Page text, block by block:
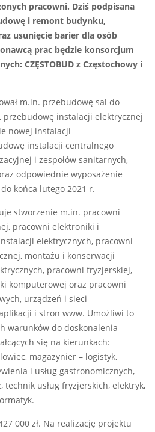
pracowni. Dziś podpisana
i remont budynku,
usunięcie barier dla osób
prac będzie konsorcjum
CZĘSTOBUD z Częstochowy i
m.in. przebudowę sal do
przebudowę instalacji elektrycznej
nowej instalacji
instalacji centralnego
i zespołów sanitarnych,
odpowiednie wyposażenie
końca lutego 2021 r.
stworzenie m.in. pracowni
pracowni elektroniki i
elektrycznych, pracowni
montażu i konserwacji
pracowni fryzjerskiej,
komputerowej oraz pracowni
urządzeń i sieci
i stron www. Umożliwi to
warunków do doskonalenia
się na kierunkach:
magazynier – logistyk,
i usług gastronomicznych,
technik usług fryzjerskich, elektryk,
000 zł. Na realizację projektu